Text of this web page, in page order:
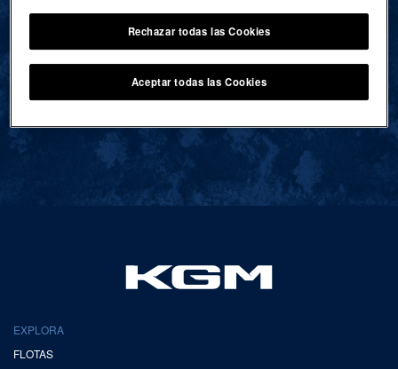
VOLVER AL INICIO
EXPLORA
FLOTAS
Rechazar todas las Cookies
Aceptar todas las Cookies